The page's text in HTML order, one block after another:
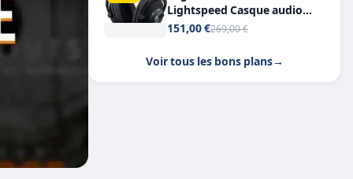
Lightspeed Casque audio
bluetooth
151,00 €269,00 €
Voir tous les bons plans→